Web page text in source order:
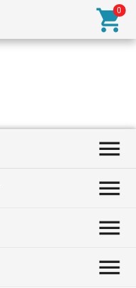




